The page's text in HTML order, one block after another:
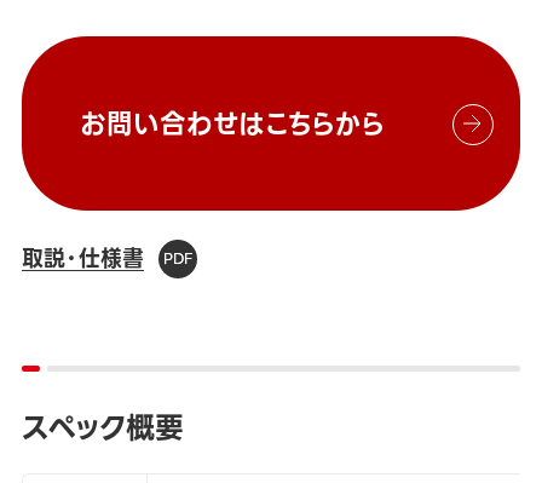
お問い合わせはこちらから
取説・仕様書
スペック概要